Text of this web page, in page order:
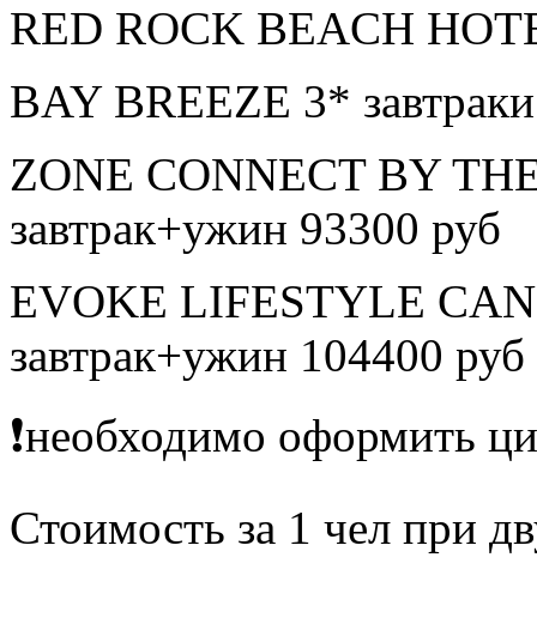
RED ROCK BEACH
BAY BREEZE 3*
ZONE CONNECT BY
завтрак+ужин 93300 руб
EVOKE LIFESTYLE
завтрак+ужин 104400 руб
❗️необходимо оформить
Стоимость за 1 чел при